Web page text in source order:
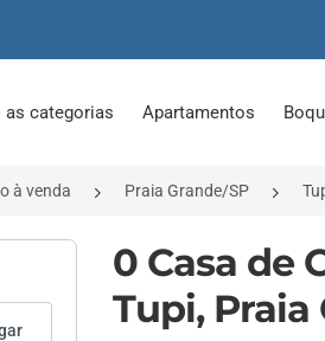
as categorias Apartamentos
à venda Praia Grande/SP
0 Casa de
Tupi, Praia